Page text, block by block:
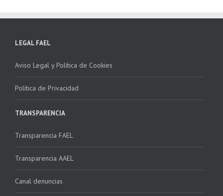
LEGAL FAEL
Aviso Legal y Política de Cookies
Política de Privacidad
TRANSPARENCIA
Transparencia FAEL
Transparencia AAEL
Canal denuncias